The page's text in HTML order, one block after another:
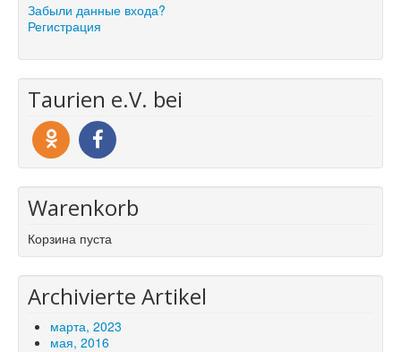
Забыли данные входа?
Регистрация
Taurien e.V. bei
Warenkorb
Корзина пуста
Archivierte Artikel
марта, 2023
мая, 2016